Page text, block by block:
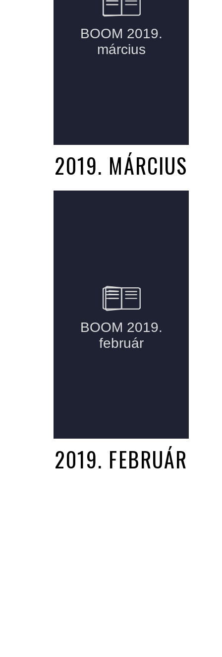
2019. MÁRCIUS
2019. FEBRUÁR